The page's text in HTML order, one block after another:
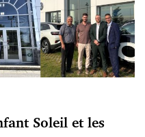
Soleil et les